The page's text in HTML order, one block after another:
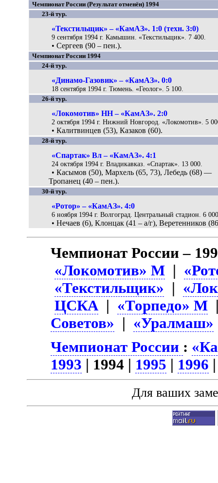
Чемпионат России (Результат отменён) 1994
23-й тур.
«Текстильщик» – «КамАЗ». 1:0 (техн. 3:0)
9 сентября 1994 г. Камышин. «Текстильщик». 7 400.
• Сергеев (90 – пен.).
Чемпионат России 1994
24-й тур.
«Динамо-Газовик» – «КамАЗ». 0:0
18 сентября 1994 г. Тюмень. «Геолог». 5 100.
26-й тур.
«Локомотив» НН – «КамАЗ». 2:0
2 октября 1994 г. Нижний Новгород. «Локомотив». 5
• Калитвинцев (53), Казаков (60).
28-й тур.
«Спартак» Вл – «КамАЗ». 4:1
24 октября 1994 г. Владикавказ. «Спартак». 13 000.
• Касымов (50), Мархель (65, 73), Лебедь (68) —
Тропанец (40 – пен.).
30-й тур.
«Ротор» – «КамАЗ». 4:0
6 ноября 1994 г. Волгоград. Центральный стадион. 6
• Нечаев (6), Клонцак (41 – а/г), Веретенников
Чемпионат России –
«Локомотив» М |
«Текстильщик» |
ЦСКА | «Торпедо» М
Советов» | «Уралмаш»
Чемпионат России :
1993 | 1994 | 1995 | 1996
Для ваших